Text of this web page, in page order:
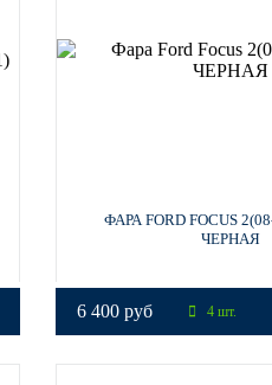
ФАРА FORD FOCUS
ЧЕРНАЯ
6 400 руб 4 шт.